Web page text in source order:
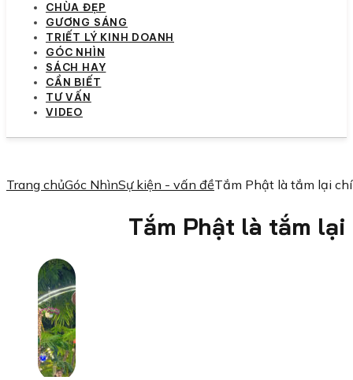
CHÙA ĐẸP
GƯƠNG SÁNG
TRIẾT LÝ KINH DOANH
GÓC NHÌN
SÁCH HAY
CẦN BIẾT
TƯ VẤN
VIDEO
Trang chủGóc NhìnSự kiện - vấn đềTắm Phật là tắm lại
Tắm Phật là tắm